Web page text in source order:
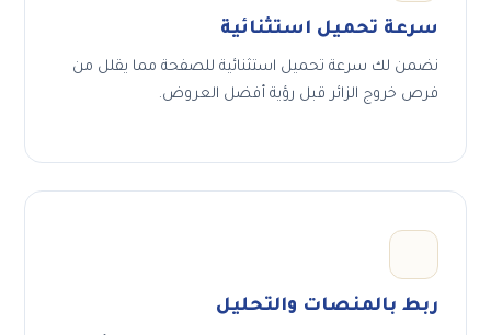
سرعة تحميل استثنائية
نضمن لك سرعة تحميل استثنائية للصفحة مما يقلل من
فرص خروج الزائر قبل رؤية أفضل العروض.
ربط بالمنصات والتحليل